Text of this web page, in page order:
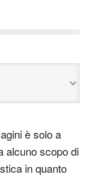
è solo a
alcuno scopo di
in quanto